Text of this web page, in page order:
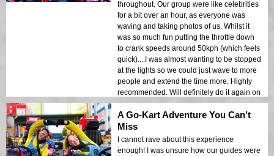
throughout. Our group were like celebrities
for a bit over an hour, as everyone was
waving and taking photos of us. Whilst it
was so much fun putting the throttle down
to crank speeds around 50kph (which feels
quick)....I was almost wanting to be stopped
at the lights so we could just wave to more
people and extend the time more. Highly
recommended. Will definitely do it again on
my next visit to Tokyo.
A Go-Kart Adventure You Can’t
Miss
I cannot rave about this experience
enough! I was unsure how our guides were